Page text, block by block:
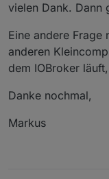
vielen Dank. Dann
Eine andere Frage
anderen
dem IOBroker
Danke nochmal,
Markus